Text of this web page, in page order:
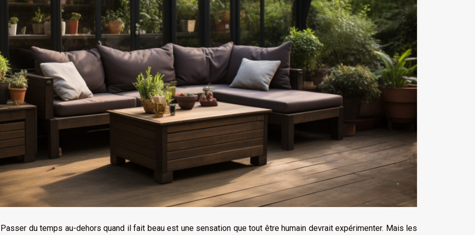
Passer du temps au-dehors quand il fait beau est une sensation que tout être humain devrait expérimenter. Mais les